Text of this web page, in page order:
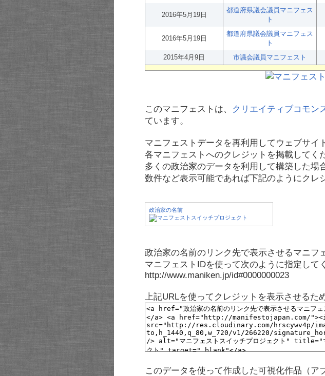
2016年5月19日
都道府県議会議員マニフェス
ト
2016年5月19日
都道府県議会議員マニフェス
ト
2015年4月9日 市議会議員マニフェスト
このマニフェストは、 クリエイティブコモン
ています。
マニフェストデータを再利用してウェブサイ
各マニフェストへのクレジットを掲載してく
多くの政治家のデータを利用して構築した場
数件など表示可能であれば下記のようにクレ
政治家の名前
政治家の名前のリンク先で表示させるマニフ
マニフェストIDを使って次のように指定して
http://www.maniken.jp/id#0000000023
上記URLを使ってクレジットを表示させるた
このデータを使って作成した可視化作品（ア